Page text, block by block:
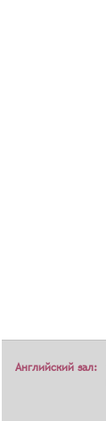
Английский зал: